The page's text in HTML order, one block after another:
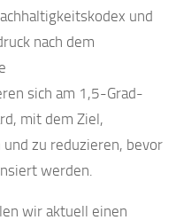
und
nach dem
sich am 1,5-Grad-
mit dem Ziel,
zu reduzieren, bevor
werden.
wir aktuell einen